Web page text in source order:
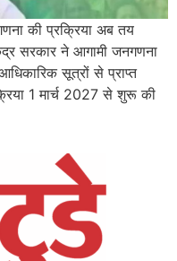
की प्रक्रिया अब तय
सरकार ने आगामी जनगणना
सूत्रों से प्राप्त
1 मार्च 2027 से शुरू की